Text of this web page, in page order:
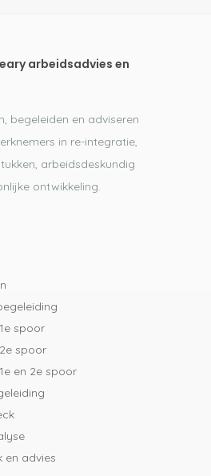
arbeidsadvies en
begeleiden en adviseren
in re-integratie,
arbeidsdeskundig
ontwikkeling.
spoor
spoor
en 2e spoor
en advies